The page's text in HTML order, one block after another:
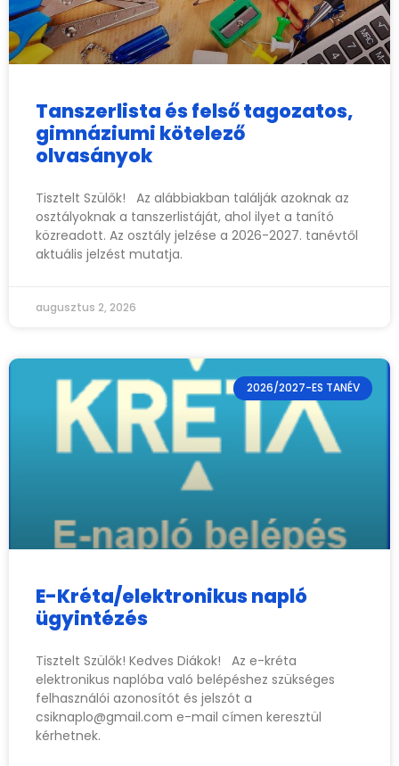
Tanszerlista és felső tagozatos,
gimnáziumi kötelező
olvasányok
Tisztelt Szülők! Az alábbiakban találják azoknak az
osztályoknak a tanszerlistáját, ahol ilyet a tanító
közreadott. Az osztály jelzése a 2026-2027. tanévtől
aktuális jelzést mutatja.
augusztus 2, 2026
2026/2027-ES TANÉV
E-Kréta/elektronikus napló
ügyintézés
Tisztelt Szülők! Kedves Diákok! Az e-kréta
elektronikus naplóba való belépéshez szükséges
felhasználói azonosítót és jelszót a
csiknaplo@gmail.com e-mail címen keresztül
kérhetnek.